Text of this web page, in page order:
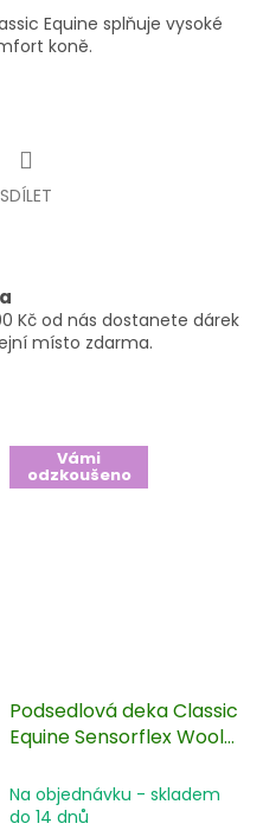
Equine splňuje vysoké
koně.
SDÍLET
Kč od nás dostanete dárek
místo zdarma.
Vámi
odzkoušeno
Podsedlová deka Classic
Equine Sensorflex Wool
Na objednávku - skladem
do 14 dnů